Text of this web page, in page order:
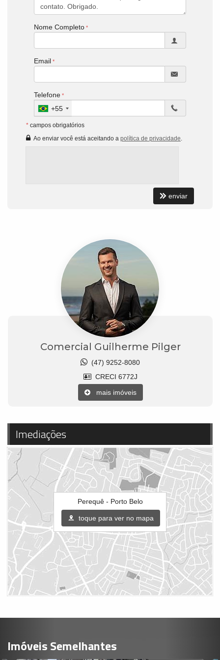
Nome Completo
Email
Telefone
+55
* campos obrigatórios
Ao enviar você está aceitando a política de privacidade
enviar
Comercial Guilherme Pilger
(47) 9252-8080
CRECI 6772J
mais imóveis
Imediações
Perequê - Porto Belo
toque para ver no mapa
Imóveis Semelhantes